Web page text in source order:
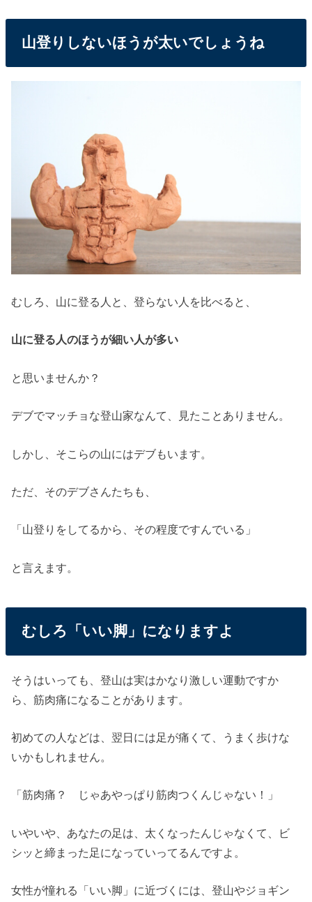
山登りしないほうが太いでしょうね
むしろ、山に登る人と、登らない人を比べると、
山に登る人のほうが細い人が多い
と思いませんか？
デブでマッチョな登山家なんて、見たことありません。
しかし、そこらの山にはデブもいます。
ただ、そのデブさんたちも、
「山登りをしてるから、その程度ですんでいる」
と言えます。
むしろ「いい脚」になりますよ
そうはいっても、登山は実はかなり激しい運動ですか
ら、筋肉痛になることがあります。
初めての人などは、翌日には足が痛くて、うまく歩けな
いかもしれません。
「筋肉痛？ じゃあやっぱり筋肉つくんじゃない！」
いやいや、あなたの足は、太くなったんじゃなくて、ビ
シッと締まった足になっていってるんですよ。
女性が憧れる「いい脚」に近づくには、登山やジョギン